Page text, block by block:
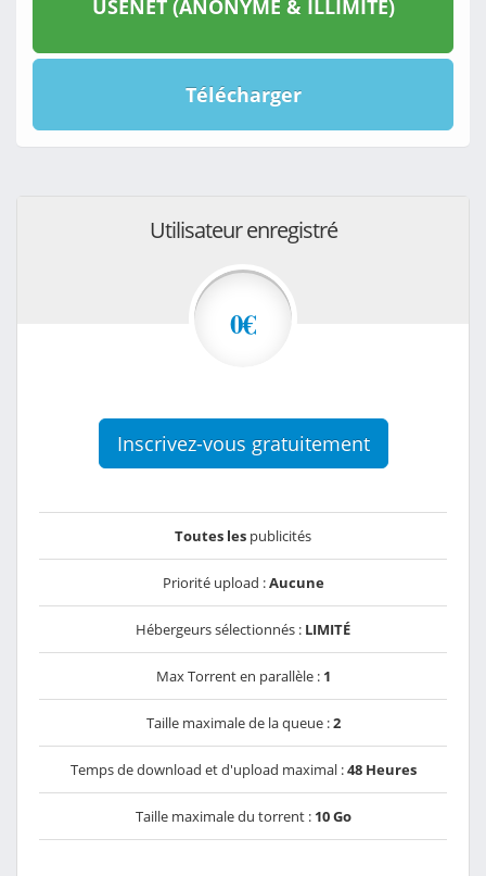
USENET (ANONYME & ILLIMITÉ)
Télécharger
Utilisateur enregistré
0€
Inscrivez-vous gratuitement
Toutes les publicités
Priorité upload :Aucune
Hébergeurs sélectionnés : LIMITÉ
Max Torrent en parallèle : 1
Taille maximale de la queue :2
Temps de download et d'upload maximal :48 Heures
Taille maximale du torrent : 10 Go